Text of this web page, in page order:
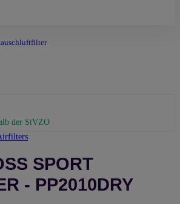
der StVZO
SPORT
- PP2010DRY